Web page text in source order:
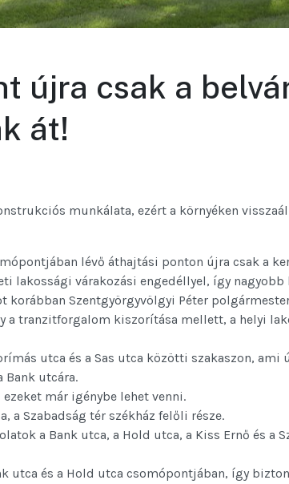
újra csak a
át!
munkálata, ezért a környéken
lévő áthajtási ponton újra csak a
lakossági várakozási engedéllyel, így
korábban Szentgyörgyvölgyi Péter
a tranzitforgalom kiszorítása mellett, a helyi
utca és a Sas utca közötti szakaszon,
Bank utcára.
már igénybe lehet venni.
a Szabadság tér székház felőli része.
a Bank utca, a Hold utca, a Kiss Ernő és a
utca és a Hold utca csomópontjában, így